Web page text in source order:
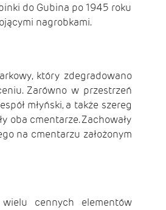
do Gubina po 1945 roku
nagrobkami.
który zdegradowano
Zarówno w przestrzeń
młyński, a także szereg
oba cmentarze. Zachowały
na cmentarzu założonym
cennych elementów